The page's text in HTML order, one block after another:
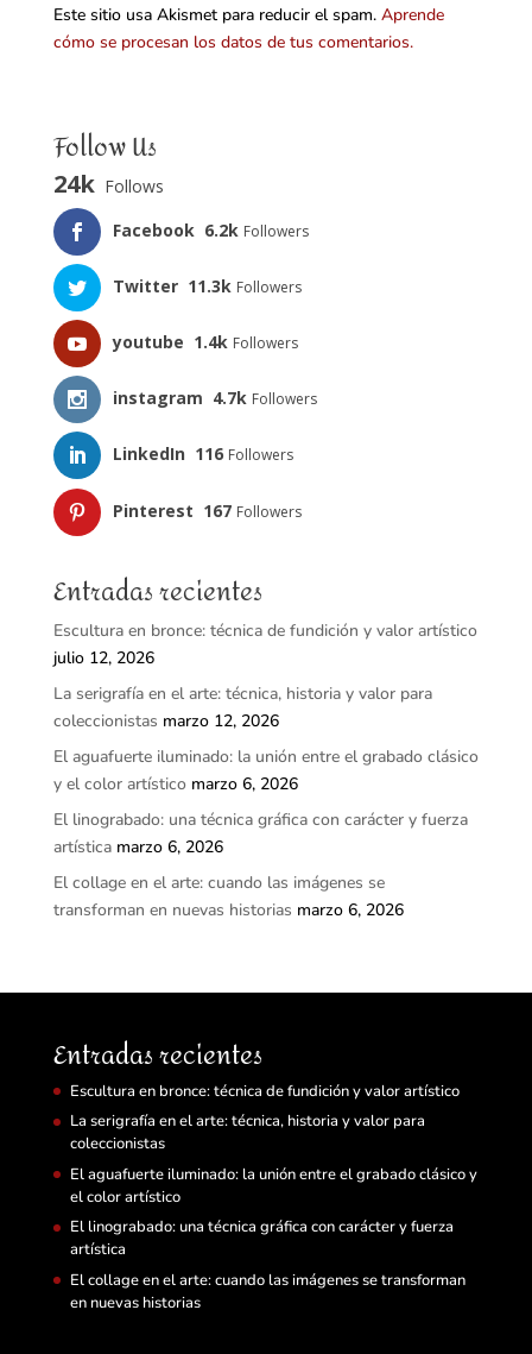
Este sitio usa Akismet para reducir el spam. Aprende
cómo se procesan los datos de tus comentarios.
Follow Us
24k Follows
Facebook 6.2k Followers
Twitter 11.3k Followers
youtube 1.4k Followers
instagram 4.7k Followers
LinkedIn 116 Followers
Pinterest 167 Followers
Entradas recientes
Escultura en bronce: técnica de fundición y valor artístico
julio 12, 2026
La serigrafía en el arte: técnica, historia y valor para
coleccionistas marzo 12, 2026
El aguafuerte iluminado: la unión entre el grabado clásico
y el color artístico marzo 6, 2026
El linograbado: una técnica gráfica con carácter y fuerza
artística marzo 6, 2026
El collage en el arte: cuando las imágenes se
transforman en nuevas historias marzo 6, 2026
Entradas recientes
Escultura en bronce: técnica de fundición y valor artístico
La serigrafía en el arte: técnica, historia y valor para
coleccionistas
El aguafuerte iluminado: la unión entre el grabado clásico y
el color artístico
El linograbado: una técnica gráfica con carácter y fuerza
artística
El collage en el arte: cuando las imágenes se transforman
en nuevas historias